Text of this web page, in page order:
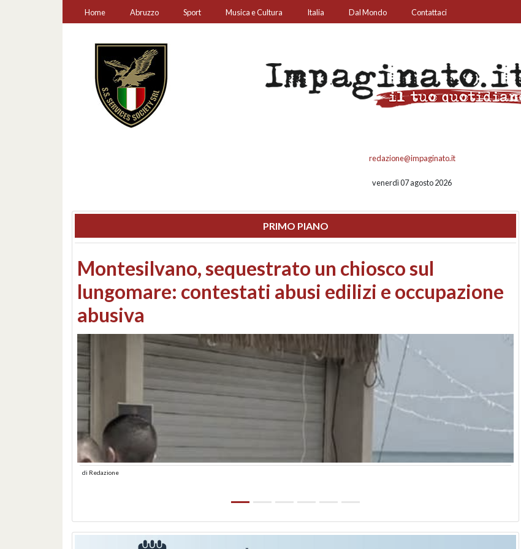
Home Abruzzo Sport Musica e Cultura Italia Dal Mondo Contattaci
redazione@impaginato.it
venerdì 07 agosto 2026
PRIMO PIANO
Consiglio regionale: confronto su call center,
Consorzi di bonifica e danni da maltempo
Redazione